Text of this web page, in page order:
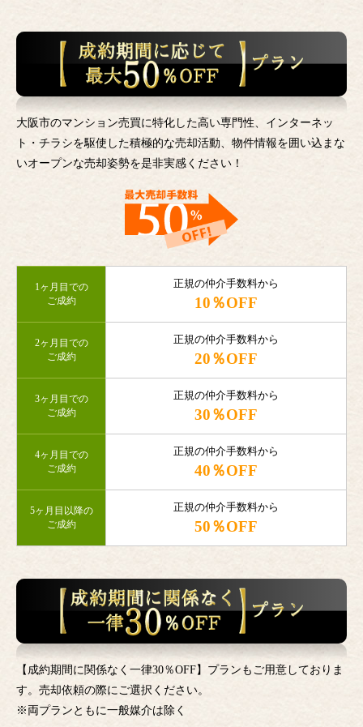
大阪市のマンション売買に特化した高い専門性、インターネッ
ト・チラシを駆使した積極的な売却活動、 物件情報を囲い込まな
いオープンな売却姿勢を是非実感ください！
1ヶ月目での
ご成約
正規の仲介手数料から
10％OFF
2ヶ月目での
ご成約
正規の仲介手数料から
20％OFF
3ヶ月目での
ご成約
正規の仲介手数料から
30％OFF
4ヶ月目での
ご成約
正規の仲介手数料から
40％OFF
5ヶ月目以降の
ご成約
正規の仲介手数料から
50％OFF
【成約期間に関係なく一律30％OFF】プランもご用意しておりま
す。売却依頼の際にご選択ください。
※両プランともに一般媒介は除く